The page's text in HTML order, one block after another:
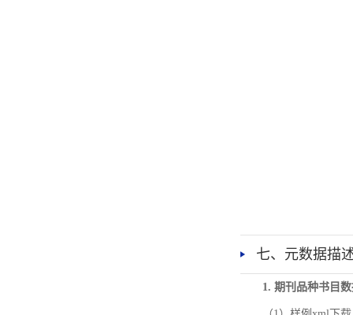
七、元数据描
1. 期刊品种书目